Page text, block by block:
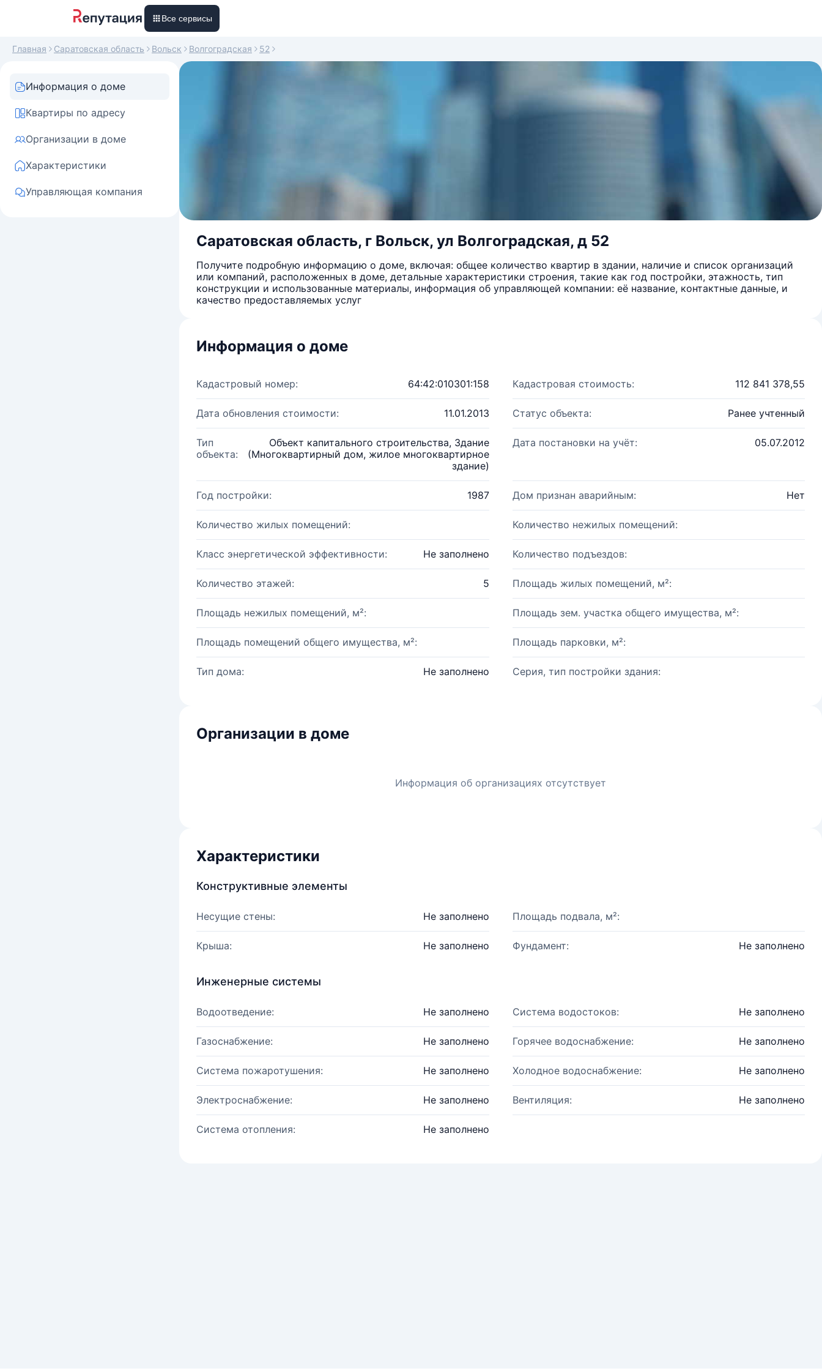
Все сервисы
Главная Саратовская область Вольск Волгоградская 52
Информация о доме
Квартиры по адресу
Организации в доме
Характеристики
Управляющая компания
Саратовская область, г Вольск, ул Волгоградская, д 52
Получите подробную информацию о доме, включая: общее количество квартир в здании, наличие и список организаций
или компаний, расположенных в доме, детальные характеристики строения, такие как год постройки, этажность, тип
конструкции и использованные материалы, информация об управляющей компании: её название, контактные данные, и
качество предоставляемых услуг
Информация о доме
Кадастровый номер: 64:42:010301:158 Кадастровая стоимость: 112 841 378,55
Дата обновления стоимости: 11.01.2013 Статус объекта: Ранее учтенный
Тип
объекта:
Объект капитального строительства, Здание
(Многоквартирный дом, жилое многоквартирное
здание)
Дата постановки на учёт: 05.07.2012
Год постройки: 1987 Дом признан аварийным: Нет
Количество жилых помещений: Количество нежилых помещений:
Класс энергетической эффективности: Не заполнено Количество подъездов:
Количество этажей: 5 Площадь жилых помещений, м²:
Площадь нежилых помещений, м²: Площадь зем. участка общего имущества, м²:
Площадь помещений общего имущества, м²: Площадь парковки, м²:
Тип дома: Не заполнено Серия, тип постройки здания:
Организации в доме
Информация об организациях отсутствует
Характеристики
Конструктивные элементы
Несущие стены: Не заполнено Площадь подвала, м²:
Крыша: Не заполнено Фундамент: Не заполнено
Инженерные системы
Водоотведение: Не заполнено Система водостоков: Не заполнено
Газоснабжение: Не заполнено Горячее водоснабжение: Не заполнено
Система пожаротушения: Не заполнено Холодное водоснабжение: Не заполнено
Электроснабжение: Не заполнено Вентиляция: Не заполнено
Система отопления: Не заполнено